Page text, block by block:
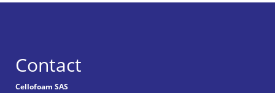
Contact
Cellofoam SAS